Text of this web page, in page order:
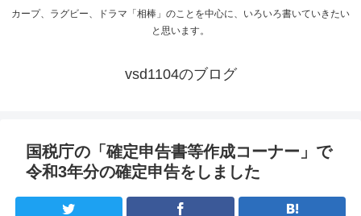
カープ、ラグビー、ドラマ「相棒」のことを中心に、いろいろ書いていきたい
と思います。
vsd1104のブログ
国税庁の「確定申告書等作成コーナー」で
令和3年分の確定申告をしました